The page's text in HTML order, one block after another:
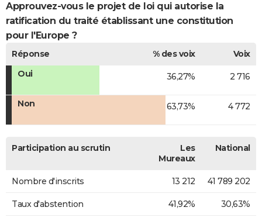
Approuvez-vous le projet de loi qui autorise la
ratification du traité établissant une constitution
pour l'Europe ?
Réponse % des voix
Voix
Oui
36,27% 2 716
Non 63,73% 4 772
Participation au scrutin
Les
Mureaux
National
Nombre d'inscrits 13 212 41 789 202
Taux d'abstention 41,92% 30,63%